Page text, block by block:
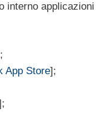
interno applicazioni
App Store];